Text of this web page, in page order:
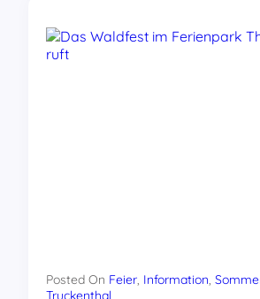
zum
Posted On Feier Information
Truckenthal